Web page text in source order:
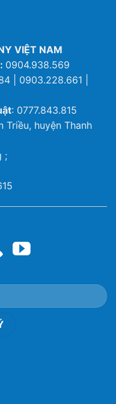
VIỆT NAM
0904.938.569
| 0903.228.661 |
: 0777.843.815
Triều, huyện Thanh
;